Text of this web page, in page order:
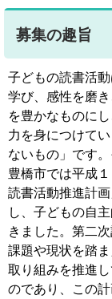
募集の趣旨
子どもの読書活
学び、感性を磨
を豊かなものに
力を身につけて
ないもの」です
豊橋市では平成
読書活動推進計
し、子どもの自
きました。第二
課題や現状を踏
取り組みを推進
のであり、この